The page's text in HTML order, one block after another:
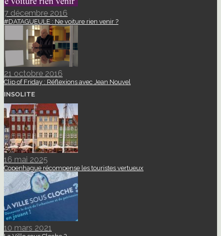
7 décembre 2016
#DATAGUEULE : Ne voiture rien venir ?
21 octobre 2016
Clip of Friday : Réflexions avec Jean Nouvel
INSOLITE
16 mai 2025
Copenhague récompense les touristes vertueux
10 mars 2021